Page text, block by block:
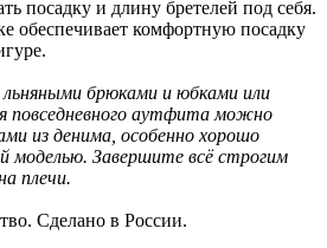
посадку и длину бретелей под себя.
обеспечивает комфортную посадку
брюками и юбками или
повседневного аутфита можно
из денима, особенно хорошо
моделью. Завершите всё строгим
плечи.
Сделано в России.